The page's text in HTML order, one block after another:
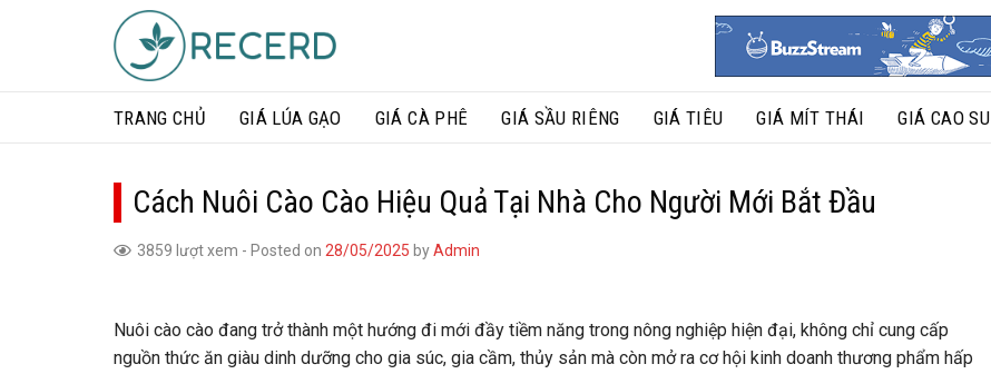
TRANG CHỦ GIÁ LÚA GẠO​ GIÁ CÀ PHÊ GIÁ SẦU RIÊNG GIÁ TIÊU GIÁ MÍT THÁI GIÁ CAO SU
Cách Nuôi Cào Cào Hiệu Quả Tại Nhà Cho Người Mới Bắt Đầu
3859 lượt xem - Posted on 28/05/2025 byAdmin
Nuôi cào cào đang trở thành một hướng đi mới đầy tiềm năng trong nông nghiệp hiện đại, không chỉ cung cấp
nguồn thức ăn giàu dinh dưỡng cho gia súc, gia cầm, thủy sản mà còn mở ra cơ hội kinh doanh thương phẩm hấp